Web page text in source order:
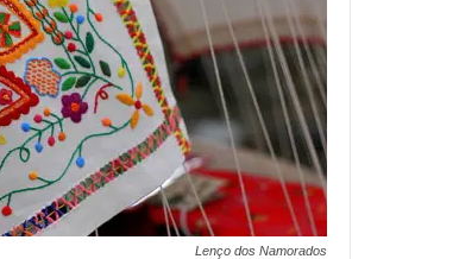
Lenço dos Namorados